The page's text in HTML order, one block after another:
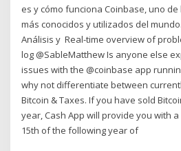
es y cómo funciona Coinbase, uno
más conocidos y utilizados del
Análisis y Real-time overview of
log @SableMatthew Is anyone else
issues with the @coinbase app
why not differentiate between
Bitcoin & Taxes. If you have sold
year, Cash App will provide you with
15th of the following year of